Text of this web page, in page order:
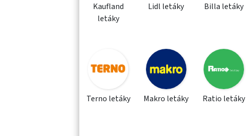
Kaufland
letáky
Lidl letáky Billa letáky
Terno letáky Makro letáky Ratio letáky